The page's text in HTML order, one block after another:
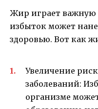
Жир играет важную
избыток может
здоровью. Вот как
Увеличение
заболеваний:
организме